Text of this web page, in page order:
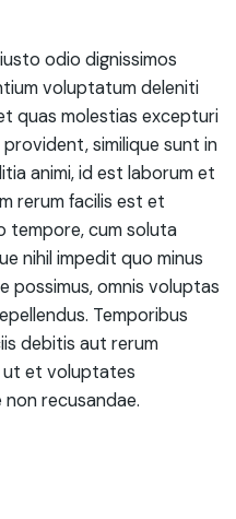
odio dignissimos
voluptatum deleniti
quas molestias excepturi
similique sunt in
animi, id est laborum et
rerum facilis est et
tempore, cum soluta
nihil impedit quo minus
possimus, omnis voluptas
Temporibus
debitis aut rerum
ut et voluptates
recusandae.